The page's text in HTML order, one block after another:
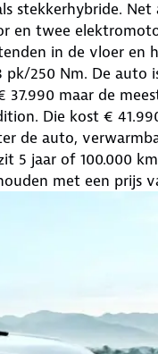
stekkerhybride.
en twee
in de vloer en
250 Nm. De auto
maar de
Die kost €
de auto,
5 jaar of 100.000
met een prijs